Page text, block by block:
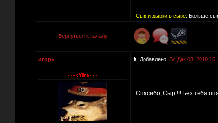
Сыр и дырки в сыре: Больше
Вернуться к началу
игорь Добавлено: Вс Дек 08, 2019
Спасибо, Сыр !!! Без тебя